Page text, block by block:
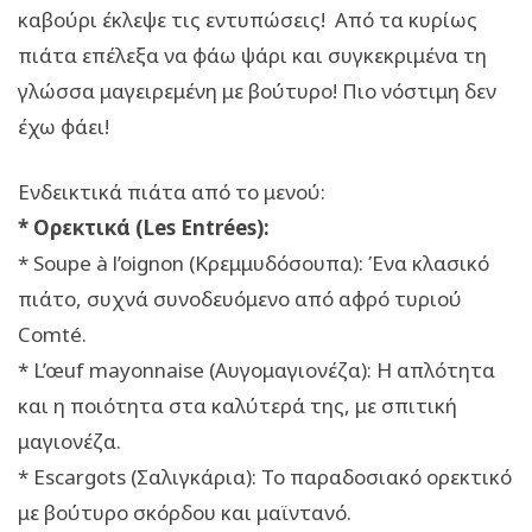
καβούρι έκλεψε τις εντυπώσεις! Από τα κυρίως
πιάτα επέλεξα να φάω ψάρι και συγκεκριμένα τη
γλώσσα μαγειρεμένη με βούτυρο! Πιο νόστιμη δεν
έχω φάει!
Ενδεικτικά πιάτα από το μενού:
* Ορεκτικά (Les Entrées):
* Soupe à l’oignon (Κρεμμυδόσουπα): Ένα κλασικό
πιάτο, συχνά συνοδευόμενο από αφρό τυριού
Comté.
* L’œuf mayonnaise (Αυγομαγιονέζα): Η απλότητα
και η ποιότητα στα καλύτερά της, με σπιτική
μαγιονέζα.
* Escargots (Σαλιγκάρια): Το παραδοσιακό ορεκτικό
με βούτυρο σκόρδου και μαϊντανό.